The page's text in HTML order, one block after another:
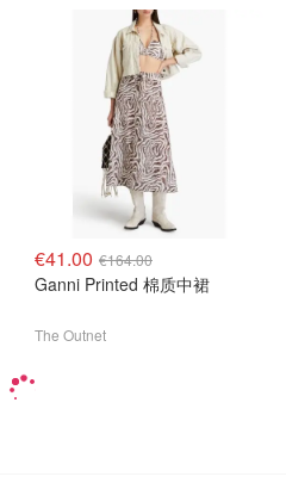
€41.00 €164.00
Ganni Printed 棉质中裙
The Outnet